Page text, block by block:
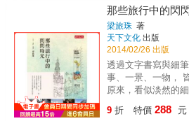
等等界線，他以「
的聯繫，不僅幫助
也幫助了那些「提供幫
過旅行得到的成長
結。而在他身上所
傳統侷限、闖出一
最需要聆聽的故事。 & 本書特色 & ◇這是一個
台灣在地年輕人的
能為現今許多懷有
沒有壓力，只有徹底的放鬆。
作家劉憶如帶您走
州，廣州，北京，
的美麗景點，傾力
為徹底的心靈放鬆和
本書分成五大篇幅
麗景點，準備等待
心靈之旅：聆聽大
間，是對身心的一種回饋。 放鬆
那些旅行中的閃
梁旅珠 著
天下文化 出版
2014/02/26 出版
透過文字書寫與細筆描繪， 旅途
事、一景、一物， 皆色彩鮮活的靈現在眼前。
原來，看似淡然的細微， 也可以是
事， 即使在我們回到日常生活後， 這些故事依
9 折 特價 288 元